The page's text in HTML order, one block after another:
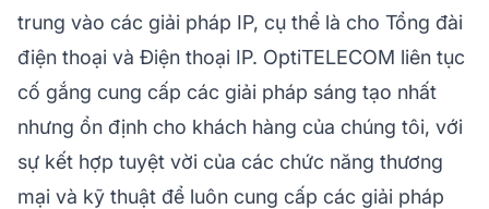
trung vào các giải pháp IP, cụ thể là cho Tổng đài
điện thoại và Điện thoại IP. OptiTELECOM liên tục
cố gắng cung cấp các giải pháp sáng tạo nhất
nhưng ổn định cho khách hàng của chúng tôi, với
sự kết hợp tuyệt vời của các chức năng thương
mại và kỹ thuật để luôn cung cấp các giải pháp